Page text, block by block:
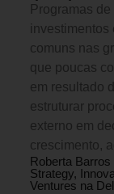
Programas
investimentos
comuns nas
que poucas
em resultado
estruturar
externo em
crescimento,
Roberta
Strategy,
Ventures na